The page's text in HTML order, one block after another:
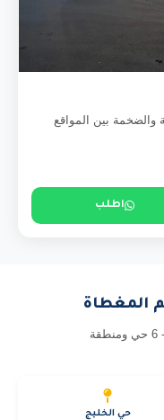
والضخمة بين المواقع
اطلب
المغطاة
حي الخليج